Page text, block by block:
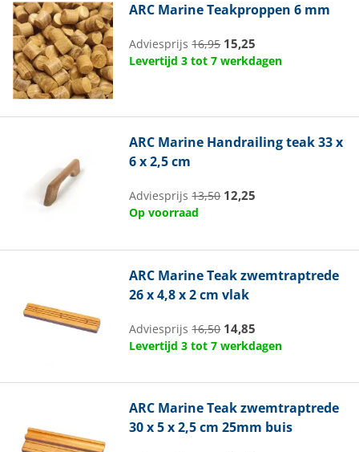
ARC MarineTeakproppen 6 mm
Adviesprijs16,95 15,25
Levertijd 3 tot 7 werkdagen
ARC Marine Handrailing teak 33 x
6 x 2,5 cm
Adviesprijs13,50 12,25
Op voorraad
ARC MarineTeak zwemtraptrede
26 x 4,8 x 2 cm vlak
Adviesprijs16,50 14,85
Levertijd 3 tot 7 werkdagen
ARC MarineTeak zwemtraptrede
30 x 5 x 2,5 cm 25mm buis